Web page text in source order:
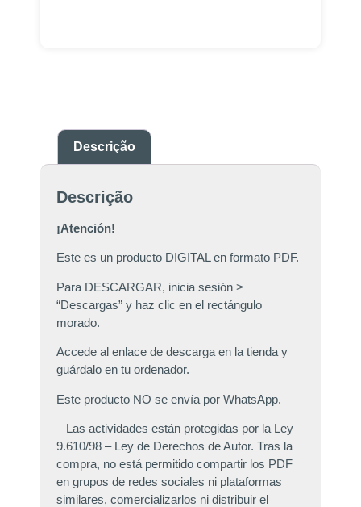
Descrição
Descrição
¡Atención!
Este es un producto DIGITAL en formato PDF.
Para DESCARGAR, inicia sesión >
“Descargas” y haz clic en el rectángulo
morado.
Accede al enlace de descarga en la tienda y
guárdalo en tu ordenador.
Este producto NO se envía por WhatsApp.
– Las actividades están protegidas por la Ley
9.610/98 – Ley de Derechos de Autor. Tras la
compra, no está permitido compartir los PDF
en grupos de redes sociales ni plataformas
similares, comercializarlos ni distribuir el